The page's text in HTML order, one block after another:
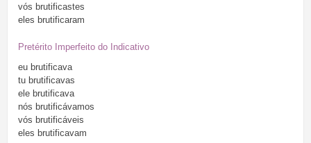
vós brutificastes
eles brutificaram
Pretérito Imperfeito do Indicativo
eu brutificava
tu brutificavas
ele brutificava
nós brutificávamos
vós brutificáveis
eles brutificavam